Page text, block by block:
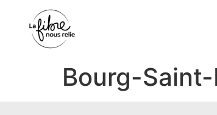
Bourg-
Panneau de gestion des cookies